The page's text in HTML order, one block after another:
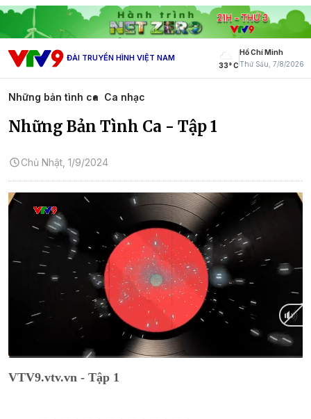
ĐÀI TRUYỀN HÌNH VIỆT NAM
33° C
Hồ Chí Minh
Thứ Sáu, 7/8/2026
Những bản tình ca Ca nhạc
Những Bản Tình Ca - Tập 1
Chủ Nhật, 1/9/2024
VTV9.vtv.vn - Tập 1